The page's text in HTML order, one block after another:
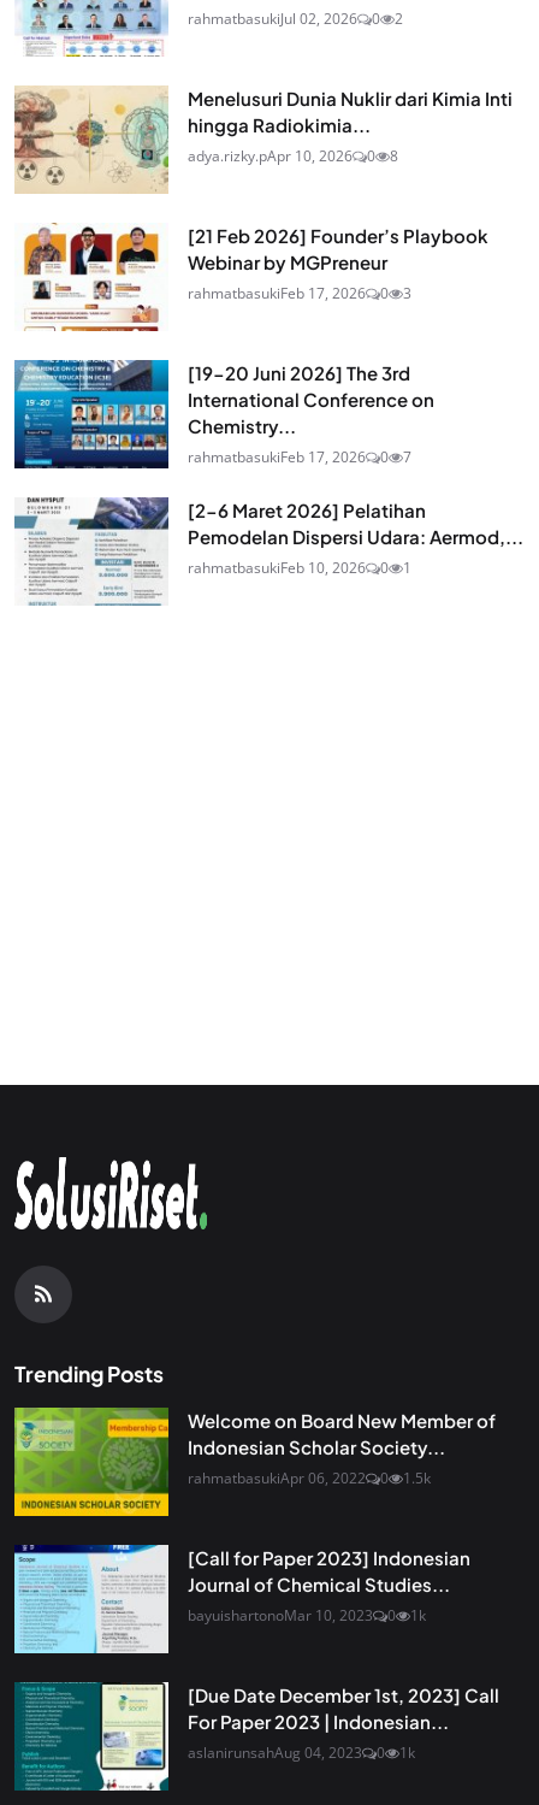
rahmatbasukiJul 02, 2026 0 2
Menelusuri Dunia Nuklir dari Kimia Inti
hingga Radiokimia...
adya.rizky.pApr 10, 2026 0 8
[21 Feb 2026] Founder’s Playbook
Webinar by MGPreneur
rahmatbasukiFeb 17, 2026 0 3
[19-20 Juni 2026] The 3rd
International Conference on
Chemistry...
rahmatbasukiFeb 17, 2026 0 7
[2-6 Maret 2026] Pelatihan
Pemodelan Dispersi Udara: Aermod,...
rahmatbasukiFeb 10, 2026 0 1
Trending Posts
Welcome on Board New Member of
Indonesian Scholar Society...
rahmatbasukiApr 06, 2022 0 1.5k
[Call for Paper 2023] Indonesian
Journal of Chemical Studies...
bayuishartonoMar 10, 2023 0 1k
[Due Date December 1st, 2023] Call
For Paper 2023 | Indonesian...
aslanirunsahAug 04, 2023 0 1k